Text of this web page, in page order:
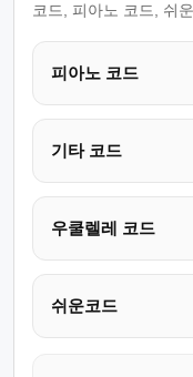
코드, 피아노 코드, 쉬
피아노 코드
기타 코드
우쿨렐레 코드
쉬운코드